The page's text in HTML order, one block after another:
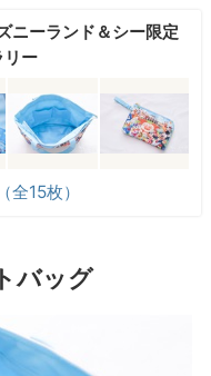
ニーランド＆シー限定
リー
15枚）
バッグ